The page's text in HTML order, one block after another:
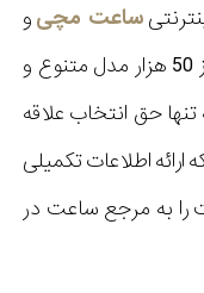
ساعت مچیو
در ایران شنیده اید. بیش از 50 هزار مدل متنوع و
تنها حق انتخاب علاقه
ارائه اطلاعات تکمیلی
به مرجع ساعت در